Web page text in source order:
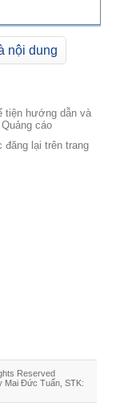
nội dung
tiện hướng dẫn và
cáo
đăng lại trên trang
Reserved
Mai Đức Tuấn, STK: